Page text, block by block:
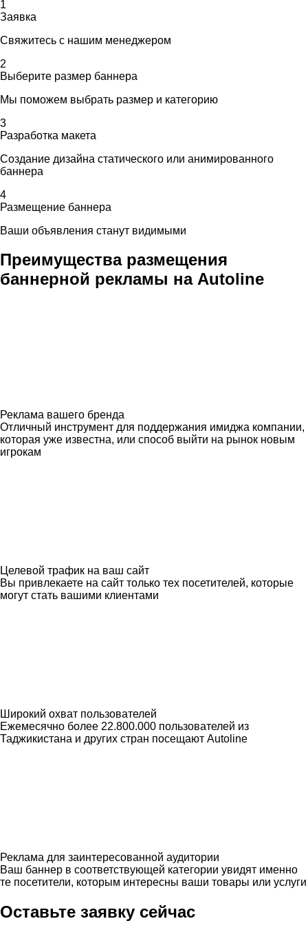
1
Заявка
Свяжитесь с нашим менеджером
2
Выберите размер баннера
Мы поможем выбрать размер и категорию
3
Разработка макета
Создание дизайна статического или анимированного
баннера
4
Размещение баннера
Ваши объявления станут видимыми
Преимущества размещения
баннерной рекламы на Autoline
Реклама вашего бренда
Отличный инструмент для поддержания имиджа компании,
которая уже известна, или способ выйти на рынок новым
игрокам
Целевой трафик на ваш сайт
Вы привлекаете на сайт только тех посетителей, которые
могут стать вашими клиентами
Широкий охват пользователей
Ежемесячно более 22.800.000 пользователей из
Таджикистана и других стран посещают Autoline
Реклама для заинтересованной аудитории
Ваш баннер в соответствующей категории увидят именно
те посетители, которым интересны ваши товары или услуги
Оставьте заявку сейчас